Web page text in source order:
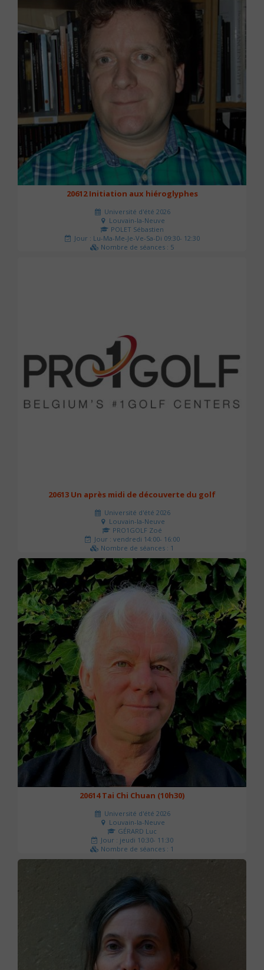
20612 Initiation aux hiéroglyphes
Université d'été 2026
Louvain-la-Neuve
POLET Sébastien
Jour : Lu-Ma-Me-Je-Ve-Sa-Di 09:30- 12:30
Nombre de séances : 5
20613 Un après midi de découverte du golf
Université d'été 2026
Louvain-la-Neuve
PRO1GOLF Zoé
Jour : vendredi 14:00- 16:00
Nombre de séances : 1
45 €
20614 Tai Chi Chuan (10h30)
Université d'été 2026
Louvain-la-Neuve
GÉRARD Luc
Jour : jeudi 10:30- 11:30
Nombre de séances : 1
0 €